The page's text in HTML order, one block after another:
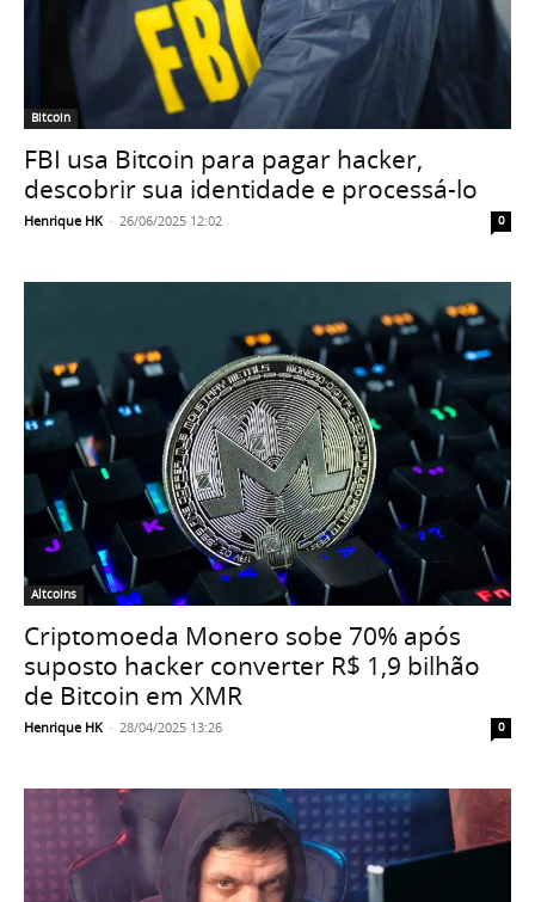
Bitcoin
FBI usa Bitcoin para pagar hacker,
descobrir sua identidade e processá-lo
Henrique HK - 26/06/2025 12:02 0
Altcoins
Criptomoeda Monero sobe 70% após
suposto hacker converter R$ 1,9 bilhão
de Bitcoin em XMR
Henrique HK - 28/04/2025 13:26 0